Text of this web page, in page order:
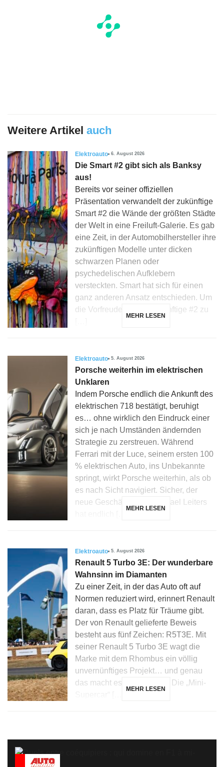
Weitere Artikel auch
Elektroauto 6. August 2026
Die Smart #2 gibt sich als Banksy
aus!
Bereits vor seiner offiziellen
Präsentation verwandelt der zukünftige
Smart #2 die Wände der größten Städte
der Welt in eine Freiluft-Galerie. Es gab
eine Zeit, in der Automobilhersteller ihre
zukünftigen Modelle unter dicken
schwarzen Planen oder
psychedelischen Aufklebern
versteckten. Smart hat sich für einen
ganz anderen Ansatz entschieden. Um
die Vorfreude auf die zukünftige #2 zu
MEHR LESEN
Elektroauto 5. August 2026
Porsche weiterhin im elektrischen
Unklaren
Indem Porsche endlich die Ankunft des
elektrischen 718 bestätigt, beruhigt
es… ohne wirklich den Eindruck einer
sich je nach Umständen ändernden
Strategie zu zerstreuen. Während
Ferrari mit der Luce, seinem ersten 100
% elektrischen Auto, ins Unbekannte
springt, wirkt Porsche weiterhin, als ob
es nach Sicht navigiert. Sicher, der
neue Geschäftsführer Michael Leiters
MEHR LESEN
Elektroauto 5. August 2026
Renault 5 Turbo 3E: Der wunderbare
Wahnsinn im Diamanten
Zu einer Zeit, in der das Auto oft auf
Normen reduziert wird, erinnert Renault
daran, dass es Platz für Träume gibt.
Der von Renault gelieferte Beweis
besteht aus fünf Zeichen: R5T3E. Mit
seiner Renault 5 Turbo 3E wagt die
Marke mit dem Rhombus ein völlig
unvernünftiges Projekt… und genau
das macht es faszinierend. Die „Mini-
MEHR LESEN